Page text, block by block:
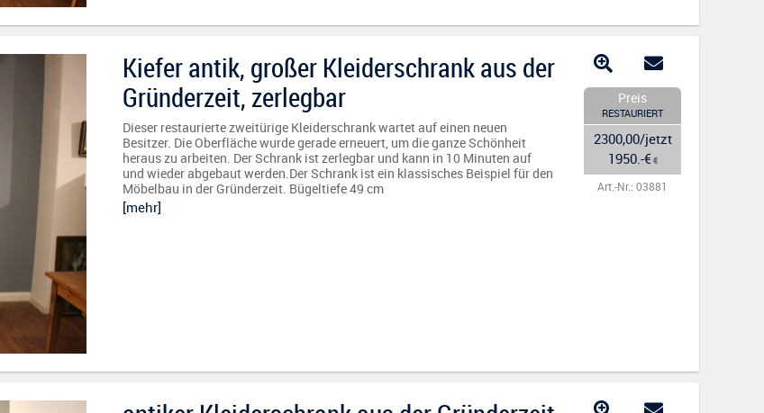
Kiefer antik, großer Kleiderschrank aus der
Gründerzeit, zerlegbar
Dieser restaurierte zweitürige Kleiderschrank wartet auf einen neuen
Besitzer. Die Oberfläche wurde gerade erneuert, um die ganze Schönheit
heraus zu arbeiten. Der Schrank ist zerlegbar und kann in 10 Minuten auf
und wieder abgebaut werden.Der Schrank ist ein klassisches Beispiel für den
Möbelbau in der Gründerzeit. Bügeltiefe 49 cm
[mehr]
Preis
RESTAURIERT
2300,00/jetzt
1950.-€ €
Art.-Nr.: 03881